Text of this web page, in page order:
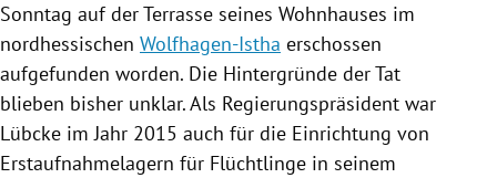
Sonntag auf der Terrasse seines Wohnhauses im
nordhessischen Wolfhagen-Istha erschossen
aufgefunden worden. Die Hintergründe der Tat
blieben bisher unklar. Als Regierungspräsident war
Lübcke im Jahr 2015 auch für die Einrichtung von
Erstaufnahmelagern für Flüchtlinge in seinem